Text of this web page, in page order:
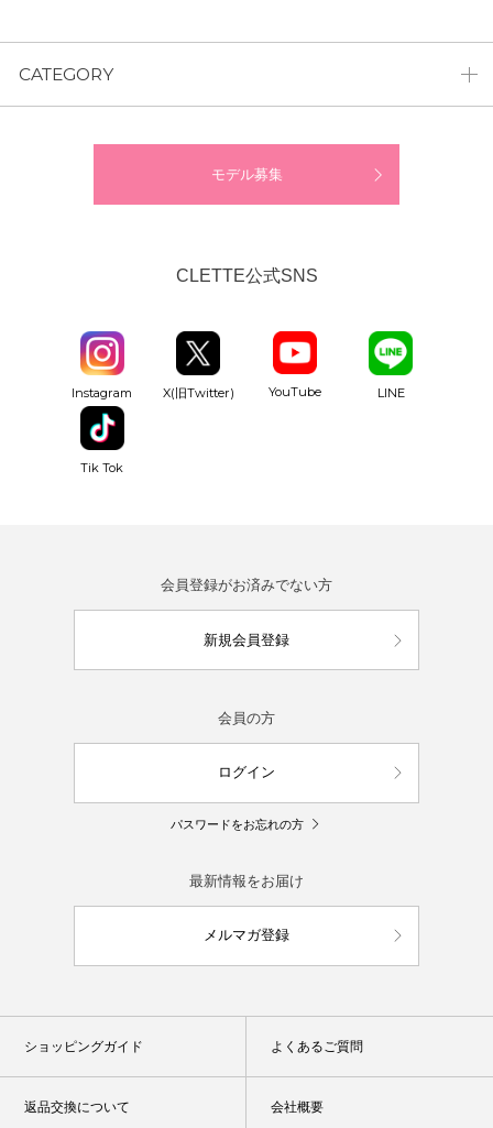
CATEGORY
モデル募集
CLETTE公式SNS
Instagram X(旧Twitter) YouTube LINE
Tik Tok
会員登録がお済みでない方
新規会員登録
会員の方
ログイン
パスワードをお忘れの方
最新情報をお届け
メルマガ登録
ショッピングガイド よくあるご質問
返品交換について 会社概要